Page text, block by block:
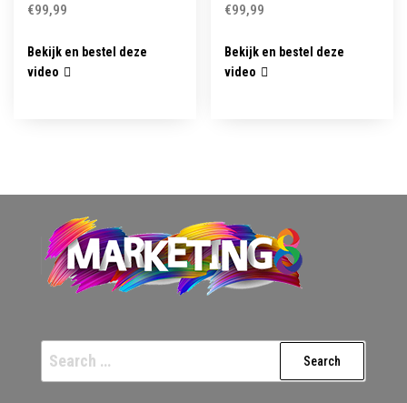
€99,99
Bekijk en bestel deze
video
€99,99
Bekijk en bestel deze
video
Search
for: